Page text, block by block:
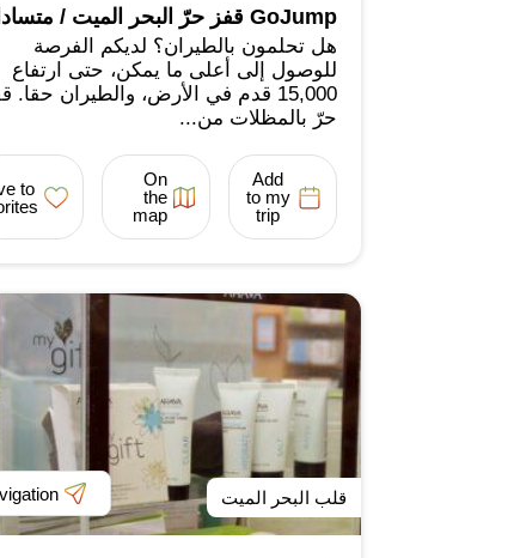
GoJump قفز حرّ البحر الميت / متسادا
هل تحلمون بالطيران؟ لديكم الفرصة
للوصول إلى أعلى ما يمكن، حتى ارتفاع
15,000 قدم في الأرض، والطيران حقا.
حرّ بالمظلات من...
Add
to my
trip
On
the
map
to
قلب البحر الميت